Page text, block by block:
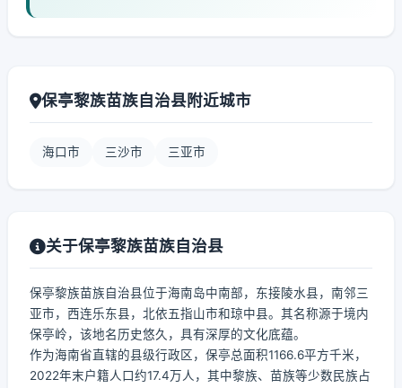
保亭黎族苗族自治县附近城市
海口市 三沙市 三亚市
关于保亭黎族苗族自治县
保亭黎族苗族自治县位于海南岛中南部，东接陵水县，南邻三
亚市，西连乐东县，北依五指山市和琼中县。其名称源于境内
保亭岭，该地名历史悠久，具有深厚的文化底蕴。
作为海南省直辖的县级行政区，保亭总面积1166.6平方千米，
2022年末户籍人口约17.4万人，其中黎族、苗族等少数民族占